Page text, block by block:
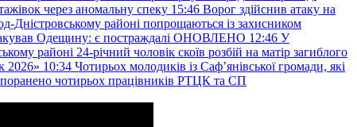
через аномальну спеку 15:46 Ворог здійснив атаку на
Дністровському районі попрощаються із захисником
Одещину: є постраждалі ОНОВЛЕНО 12:46 У
районі 24-річний чоловік скоїв розбій на матір загиблого
2026» 10:34 Чотирьох молодиків із Саф’янівської громади, які
поранено чотирьох працівників РТЦК та СП